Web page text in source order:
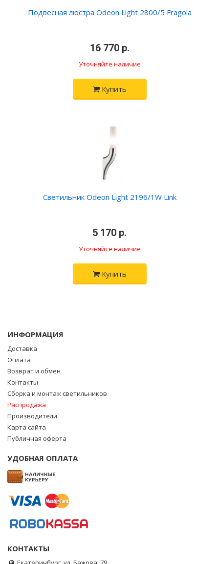
Подвесная люстра Odeon Light 2800/5 Fragola
16 770 р.
Уточняйте наличие
Купить
Светильник Odeon Light 2196/1W Link
5 170 р.
Уточняйте наличие
Купить
ИНФОРМАЦИЯ
Доставка
Оплата
Возврат и обмен
Контакты
Сборка и монтаж светильников
Распродажа
Производители
Карта сайта
Публичная оферта
УДОБНАЯ ОПЛАТА
КОНТАКТЫ